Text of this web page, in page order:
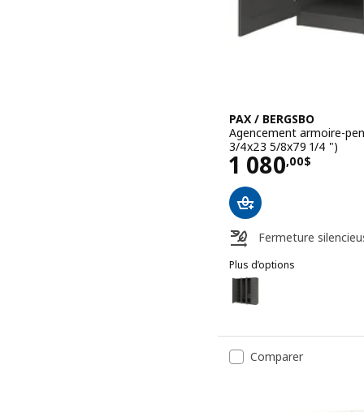
PAX / BERGSBO
Agencement armoire-
3/4x23 5/8x79 1/4 ")
1 080,00$
Prix
Fermeture
Plus d’options
PAX / BERGSBO
Option : PAX /
Comparer